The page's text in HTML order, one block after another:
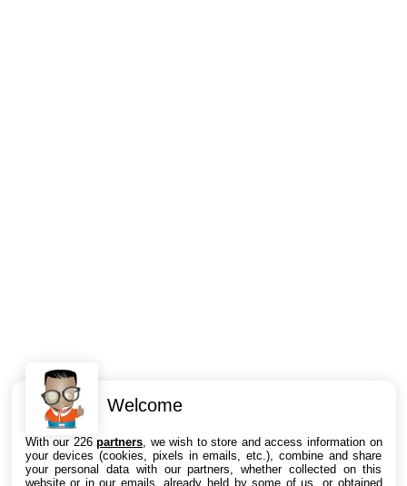
Intéressant ? Partagez !
Welcome
With our 226partners , we wish to store and access information on
your devices (cookies, pixels in emails, etc.), combine and share
your personal data with our partners, whether collected on this
website or in our emails, already held by some of us, or obtained